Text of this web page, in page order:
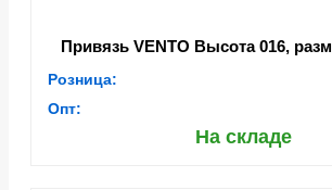
Привязь VENTO Высота 016,
Розница:
Опт:
На складе